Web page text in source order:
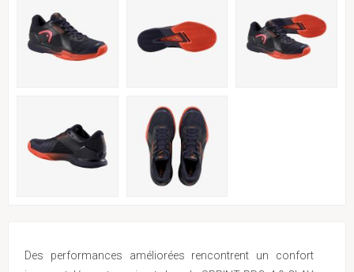
Des performances améliorées rencontrent un confort